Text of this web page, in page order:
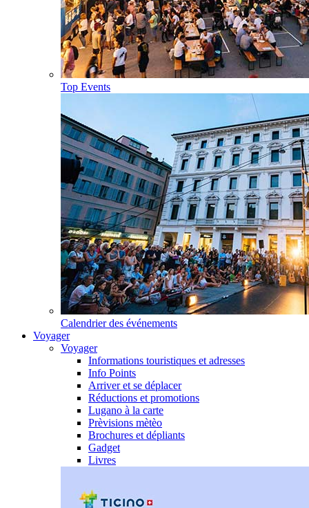
Top Events
Calendrier des événements
Voyager
Voyager
Informations touristiques et adresses
Info Points
Arriver et se déplacer
Réductions et promotions
Lugano à la carte
Prèvisions mètèo
Brochures et dépliants
Gadget
Livres